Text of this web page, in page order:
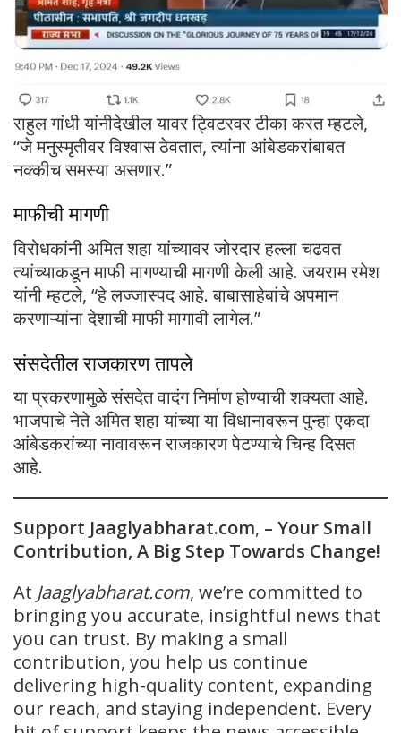
राहुल गांधी यांनीदेखील यावर ट्विटरवर टीका करत म्हटले,
“जे मनुस्मृतीवर विश्वास ठेवतात, त्यांना आंबेडकरांबाबत
नक्कीच समस्या असणार.”
माफीची मागणी
विरोधकांनी अमित शहा यांच्यावर जोरदार हल्ला चढवत
त्यांच्याकडून माफी मागण्याची मागणी केली आहे. जयराम रमेश
यांनी म्हटले, “हे लज्जास्पद आहे. बाबासाहेबांचे अपमान
करणाऱ्यांना देशाची माफी मागावी लागेल.”
संसदेतील राजकारण तापले
या प्रकरणामुळे संसदेत वादंग निर्माण होण्याची शक्यता आहे.
भाजपाचे नेते अमित शहा यांच्या या विधानावरून पुन्हा एकदा
आंबेडकरांच्या नावावरून राजकारण पेटण्याचे चिन्ह दिसत
आहे.
Support Jaaglyabharat.com, – Your Small
Contribution, A Big Step Towards Change!
At Jaaglyabharat.com, we’re committed to
bringing you accurate, insightful news that
you can trust. By making a small
contribution, you help us continue
delivering high-quality content, expanding
our reach, and staying independent. Every